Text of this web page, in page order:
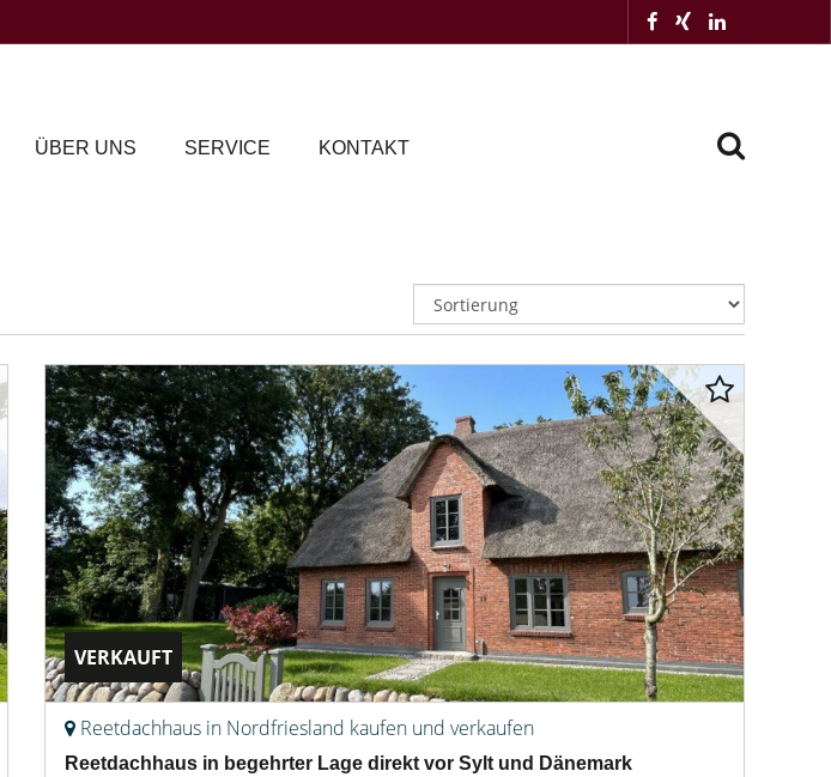
ÜBER UNS SERVICE KONTAKT
VERKAUFT
Reetdachhaus in Nordfriesland kaufen und verkaufen
Reetdachhaus in begehrter Lage direkt vor Sylt und Dänemark